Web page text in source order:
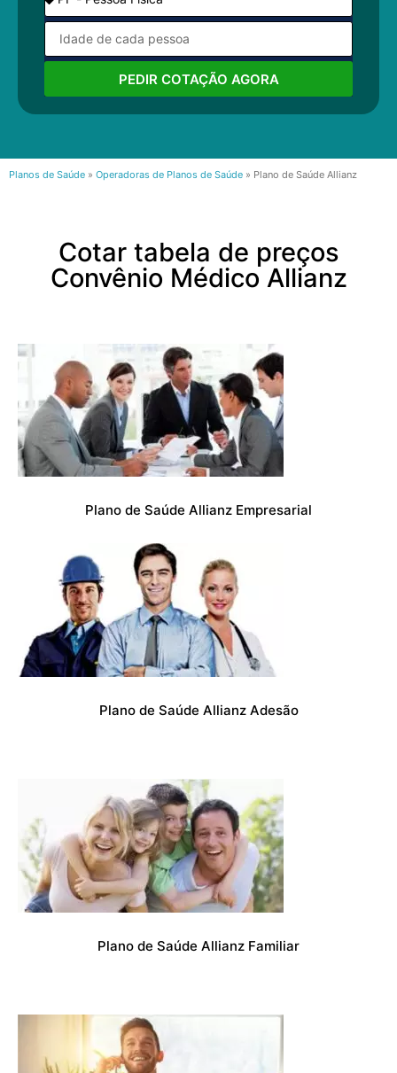
PEDIR COTAÇÃO AGORA
Planos de Saúde » Operadoras de Planos de Saúde » Plano de Saúde Allianz
Cotar tabela de preços
Convênio Médico Allianz
Plano de Saúde Allianz Empresarial
Plano de Saúde Allianz Adesão
Plano de Saúde Allianz Familiar